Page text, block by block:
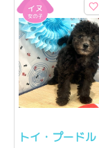
トイ・プードル